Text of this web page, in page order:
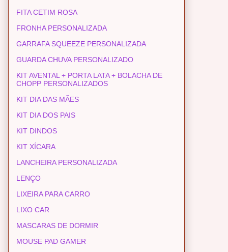
FITA CETIM ROSA
FRONHA PERSONALIZADA
GARRAFA SQUEEZE PERSONALIZADA
GUARDA CHUVA PERSONALIZADO
KIT AVENTAL + PORTA LATA + BOLACHA DE
CHOPP PERSONALIZADOS
KIT DIA DAS MÃES
KIT DIA DOS PAIS
KIT DINDOS
KIT XÍCARA
LANCHEIRA PERSONALIZADA
LENÇO
LIXEIRA PARA CARRO
LIXO CAR
MASCARAS DE DORMIR
MOUSE PAD GAMER